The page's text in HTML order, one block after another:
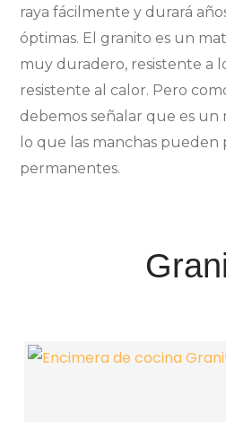
raya fácilmente y durará
óptimas. El granito es un
muy duradero, resistente a
resistente al calor. Pero
debemos señalar que es un
lo que las manchas pueden
permanentes.